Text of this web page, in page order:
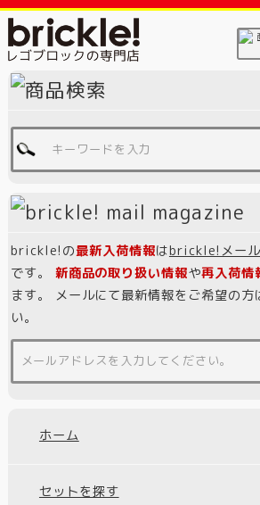
brickle!の最新入荷情報はbrickle!メー
です。 新商品の取り扱い情報や再入荷情
ます。 メールにて最新情報をご希望の方
い。
ホーム
セットを探す